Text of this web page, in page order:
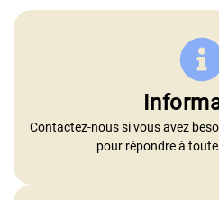
Contactez-nous si vous avez
pour répondre à